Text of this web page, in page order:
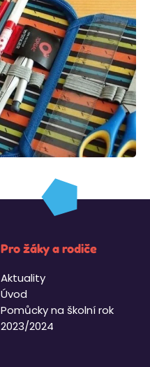
Pro žáky a rodiče
Aktuality
Úvod
Pomůcky na školní rok
2023/2024